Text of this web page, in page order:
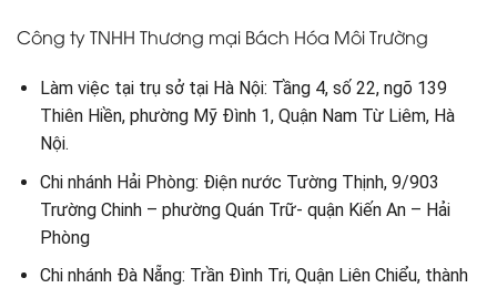
Công ty TNHH Thương mại Bách Hóa Môi Trường
Làm việc tại trụ sở tại Hà Nội: Tầng 4, số 22, ngõ 139
Thiên Hiền, phường Mỹ Đình 1, Quận Nam Từ Liêm, Hà
Nội.
Chi nhánh Hải Phòng: Điện nước Tường Thịnh, 9/903
Trường Chinh – phường Quán Trữ- quận Kiến An – Hải
Phòng
Chi nhánh Đà Nẵng: Trần Đình Tri, Quận Liên Chiểu, thành